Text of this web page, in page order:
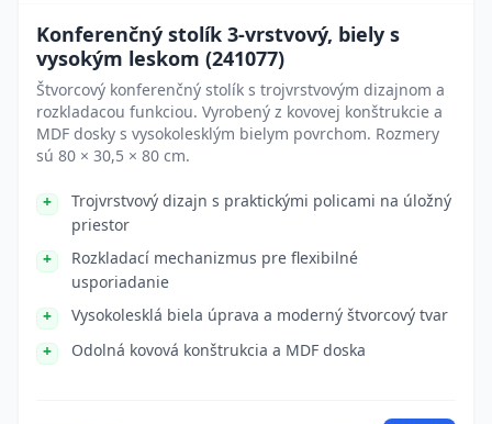
Konferenčný stolík 3-vrstvový, biely s
vysokým leskom (241077)
Štvorcový konferenčný stolík s trojvrstvovým dizajnom a
rozkladacou funkciou. Vyrobený z kovovej konštrukcie a
MDF dosky s vysokolesklým bielym povrchom. Rozmery
sú 80 × 30,5 × 80 cm.
Trojvrstvový dizajn s praktickými policami na úložný
priestor
Rozkladací mechanizmus pre flexibilné
usporiadanie
Vysokolesklá biela úprava a moderný štvorcový tvar
Odolná kovová konštrukcia a MDF doska